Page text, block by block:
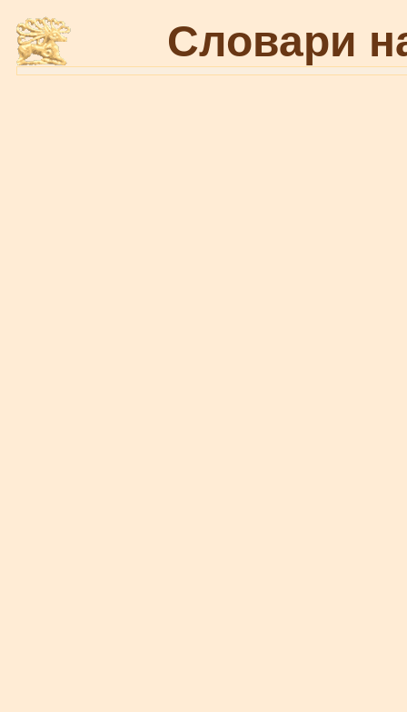
Словари